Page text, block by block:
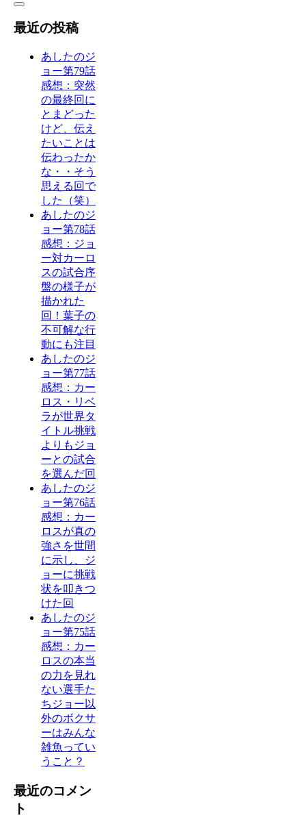
最近の投稿
あしたのジ
ョー第79話
感想：突然
の最終回に
とまどった
けど、伝え
たいことは
伝わったか
な・・そう
思える回で
した（笑）
あしたのジ
ョー第78話
感想：ジョ
ー対カーロ
スの試合序
盤の様子が
描かれた
回！葉子の
不可解な行
動にも注目
あしたのジ
ョー第77話
感想：カー
ロス・リベ
ラが世界タ
イトル挑戦
よりもジョ
ーとの試合
を選んだ回
あしたのジ
ョー第76話
感想：カー
ロスが真の
強さを世間
に示し、ジ
ョーに挑戦
状を叩きつ
けた回
あしたのジ
ョー第75話
感想：カー
ロスの本当
の力を見れ
ない選手た
ちジョー以
外のボクサ
ーはみんな
雑魚ってい
うこと？
最近のコメン
ト